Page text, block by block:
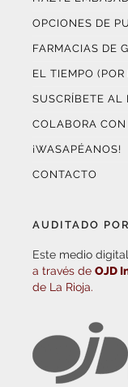
OPCIONES DE
FARMACIAS DE
EL TIEMPO
SUSCRÍBETE AL
COLABORA
¡WASAPÉANOS!
CONTACTO
AUDITADO
Este medio digital
a través de OJD
de La Rioja.